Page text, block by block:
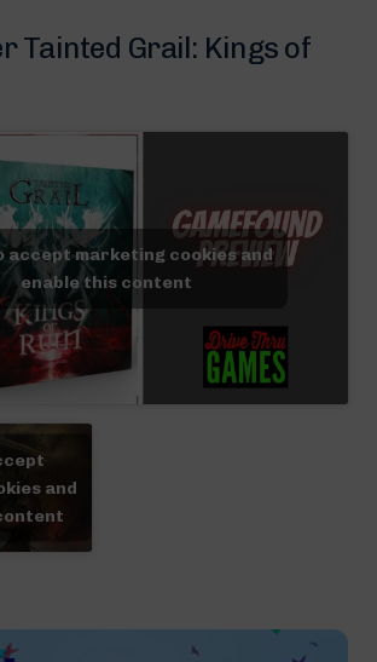
Tainted Grail: Kings of
accept marketing cookies and
enable this content
and